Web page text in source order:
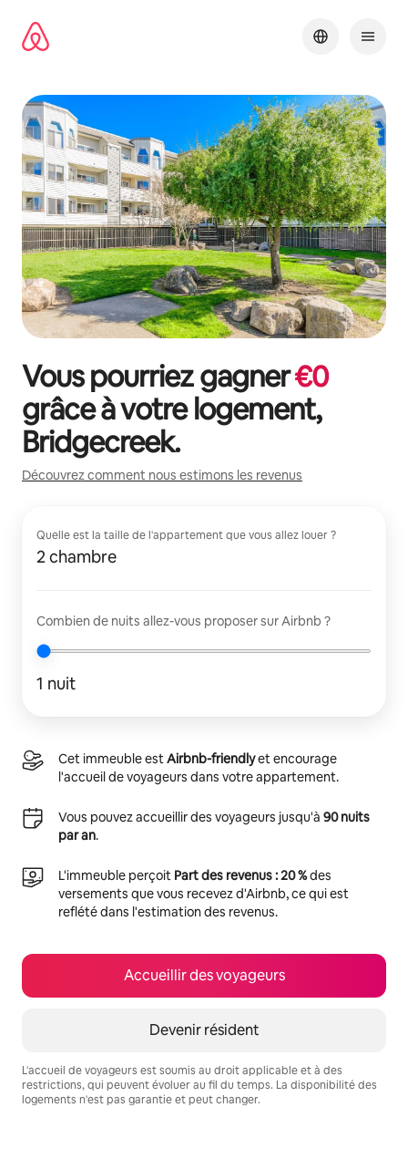
directement
Vous pourriez gagner€0
grâce à votre logement,
Bridgecreek.
Découvrez comment nous estimons les revenus
Quelle est la taille de l'appartement que vous allez louer ?
2 chambre
Combien de nuits allez-vous proposer sur Airbnb ?
1 nuit
Cet immeuble estAirbnb-friendlyet encourage
l'accueil de voyageurs dans votre appartement.
Vous pouvez accueillir des voyageurs jusqu'à 90 nuits
par an.
L'immeuble perçoit Part des revenus : 20 %des
versements que vous recevez d'Airbnb, ce qui est
reflété dans l'estimation des revenus.
Accueillir des voyageurs
Devenir résident
L'accueil de voyageurs est soumis au droit applicable et à des
restrictions, qui peuvent évoluer au fil du temps. La disponibilité des
logements n'est pas garantie et peut changer.